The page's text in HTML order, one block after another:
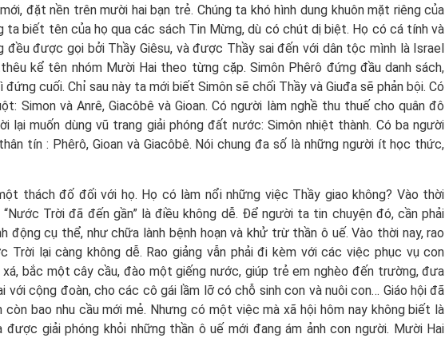
đặt nền trên mười hai bạn trẻ. Chúng ta khó hình dung khuôn mặt riêng của
ta biết tên của họ qua các sách Tin Mừng, dù có chút dị biệt. Họ có cá tính và
đều được gọi bởi Thầy Giêsu, và được Thầy sai đến với dân tộc mình là Israel
kể tên nhóm Mười Hai theo từng cặp. Simôn Phêrô đứng đầu danh sách,
cuối. Chỉ sau này ta mới biết Simôn sẽ chối Thầy và Giuđa sẽ phản bội. Có
Simon và Anrê, Giacôbê và Gioan. Có người làm nghề thu thuế cho quân đô
lại muốn dùng vũ trang giải phóng đất nước: Simôn nhiệt thành. Có ba người
tín : Phêrô, Gioan và Giacôbê. Nói chung đa số là những người ít học thức,
thách đố đối với họ. Họ có làm nổi những việc Thầy giao không? Vào thời
“Nước Trời đã đến gần” là điều không dễ. Để người ta tin chuyện đó, cần phải
động cụ thể, như chữa lành bệnh hoạn và khử trừ thần ô uế. Vào thời nay, rao
Trời lại càng không dễ. Rao giảng vẫn phải đi kèm với các việc phục vụ con
bắc một cây cầu, đào một giếng nước, giúp trẻ em nghèo đến trường, đưa
với cộng đoàn, cho các cô gái lầm lỡ có chỗ sinh con và nuôi con… Giáo hội đã
còn bao nhu cầu mới mẻ. Nhưng có một việc mà xã hội hôm nay không biết là
được giải phóng khỏi những thần ô uế mới đang ám ảnh con người. Mười Hai